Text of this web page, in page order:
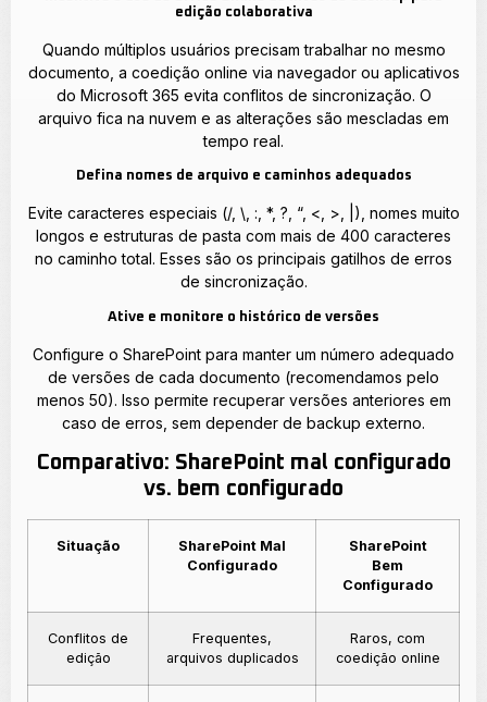
edição colaborativa
Quando múltiplos usuários precisam trabalhar no mesmo
documento, a coedição online via navegador ou aplicativos
do Microsoft 365 evita conflitos de sincronização. O
arquivo fica na nuvem e as alterações são mescladas em
tempo real.
Defina nomes de arquivo e caminhos adequados
Evite caracteres especiais (/, \, :, *, ?, “, <, >, |), nomes muito
longos e estruturas de pasta com mais de 400 caracteres
no caminho total. Esses são os principais gatilhos de erros
de sincronização.
Ative e monitore o histórico de versões
Configure o SharePoint para manter um número adequado
de versões de cada documento (recomendamos pelo
menos 50). Isso permite recuperar versões anteriores em
caso de erros, sem depender de backup externo.
Comparativo: SharePoint mal configurado
vs. bem configurado
Situação
SharePoint Mal
Configurado
SharePoint
Bem
Configurado
Conflitos de
edição
Frequentes,
arquivos duplicados
Raros, com
coedição online